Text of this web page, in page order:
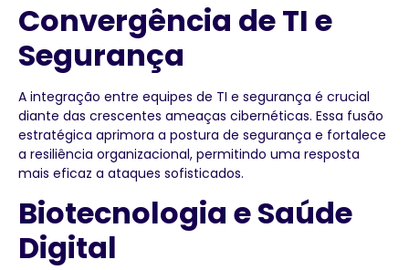
Convergência de TI e
Segurança
A integração entre equipes de TI e segurança é crucial
diante das crescentes ameaças cibernéticas. Essa fusão
estratégica aprimora a postura de segurança e fortalece
a resiliência organizacional, permitindo uma resposta
mais eficaz a ataques sofisticados.
Biotecnologia e Saúde
Digital